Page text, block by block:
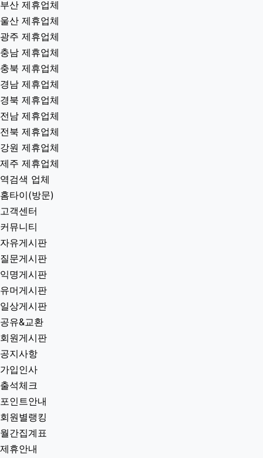
부산 제휴업체
울산 제휴업체
광주 제휴업체
충남 제휴업체
충북 제휴업체
경남 제휴업체
경북 제휴업체
전남 제휴업체
전북 제휴업체
강원 제휴업체
제주 제휴업체
역검색 업체
홈타이(방문)
고객센터
커뮤니티
자유게시판
질문게시판
익명게시판
유머게시판
일상게시판
공유&교환
회원게시판
공지사항
가입인사
출석체크
포인트안내
회원별랭킹
월간집계표
제휴안내